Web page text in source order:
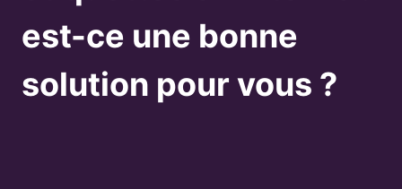
est-ce une bonne
solution pour vous ?